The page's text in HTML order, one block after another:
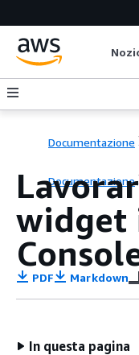
Documentazione
Documentazione
widget
PDF Markdown
In questa pagina